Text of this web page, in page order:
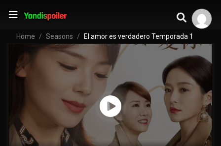
Home Seasons El amor es verdadero Temporada 1